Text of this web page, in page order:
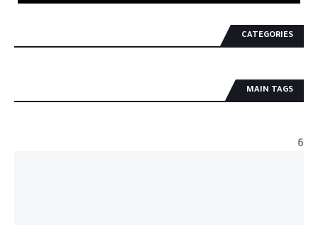
CATEGORIES
MAIN TAGS
6